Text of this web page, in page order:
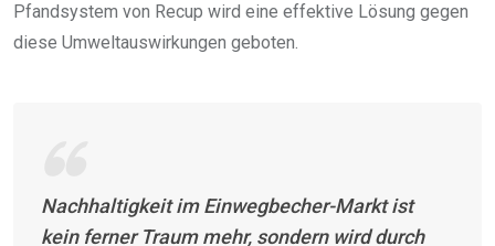
Pfandsystem von Recup wird eine effektive Lösung gegen
diese Umweltauswirkungen geboten.
Nachhaltigkeit im Einwegbecher-Markt ist
kein ferner Traum mehr, sondern wird durch